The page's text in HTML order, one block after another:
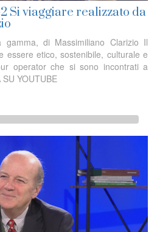
Si viaggiare realizzato da
gamma, di Massimiliano Clarizio Il
essere etico, sostenibile, culturale e
operator che si sono incontrati a
YOUTUBE